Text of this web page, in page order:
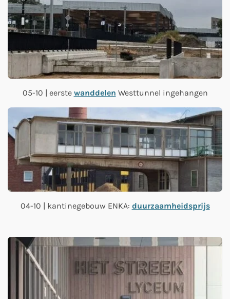
05-10 | eerste wanddelen Westtunnel ingehangen
04-10 | kantinegebouw ENKA: duurzaamheidsprijs